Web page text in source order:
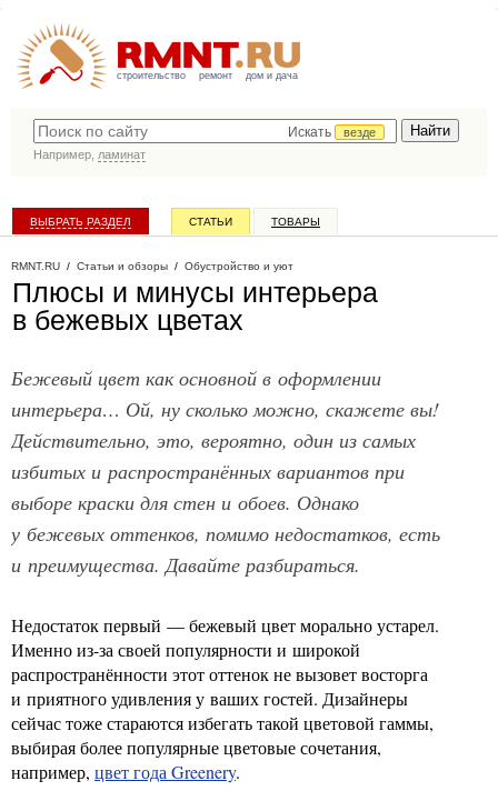
строительство ремонт дом и дача
Искать
везде
Например, ламинат
ВЫБРАТЬ РАЗДЕЛ СТАТЬИ ТОВАРЫ
RMNT.RU / Статьи и обзоры / Обустройство и уют
Плюсы и минусы интерьера
в бежевых цветах
Бежевый цвет как основной в оформлении
интерьера… Ой, ну сколько можно, скажете вы!
Действительно, это, вероятно, один из самых
избитых и распространённых вариантов при
выборе краски для стен и обоев. Однако
у бежевых оттенков, помимо недостатков, есть
и преимущества. Давайте разбираться.
Недостаток первый — бежевый цвет морально устарел.
Именно из-за своей популярности и широкой
распространённости этот оттенок не вызовет восторга
и приятного удивления у ваших гостей. Дизайнеры
сейчас тоже стараются избегать такой цветовой гаммы,
выбирая более популярные цветовые сочетания,
например, цвет года Greenery.